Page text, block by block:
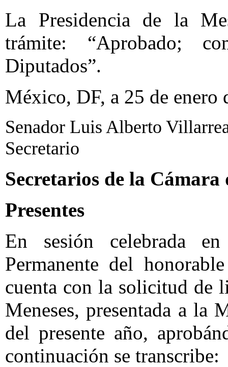
La Presidencia de la
trámite: “Aprobado;
Diputados”.
México, DF, a 25 de enero
Senador Luis Alberto
Secretario
Secretarios de la Cámara
Presentes
En sesión celebrada
Permanente del
cuenta con la solicitud de
Meneses, presentada a la
del presente año,
continuación se transcribe: